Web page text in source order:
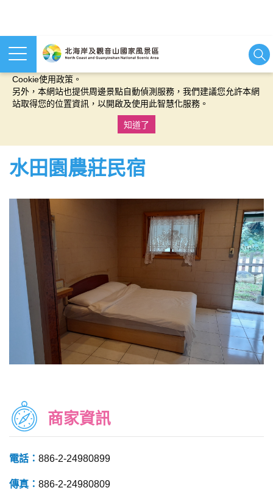
本網站使用cookies等相關技術以持續優化網站服務，並有助於為
Cookie使用政策。
另外，本網站也提供周邊景點自動偵測服務，我們建議您允許本網
站取得您的位置資訊，以開啟及使用此智慧化服務。
知道了
水田園農莊民宿
商家資訊
電話： 886-2-24980899
傳真： 886-2-24980809